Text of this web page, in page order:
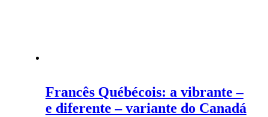
Francês Québécois: a vibrante –
e diferente – variante do Canadá